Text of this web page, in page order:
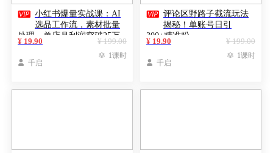
 小红书爆量实战课：AI
选品工作流，素材批量
处理，单店月利润突破25万
元
¥ 199.00
¥ 19.90
 千启
 1课时
 评论区野路子截流玩法
揭秘！单账号日引
300+精准粉
¥ 199.00
¥ 19.90
 千启
 1课时